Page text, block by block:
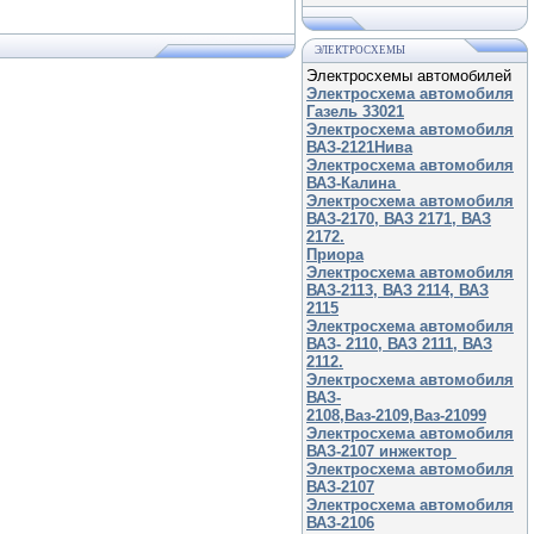
ЭЛЕКТРОСХЕМЫ
Электросхемы автомобилей
Электросхема автомобиля
Газель 33021
Электросхема автомобиля
ВАЗ-2121Нива
Электросхема автомобиля
ВАЗ-Калина
Электросхема автомобиля
ВАЗ-2170, ВАЗ 2171, ВАЗ
2172.
Приора
Электросхема автомобиля
ВАЗ-2113, ВАЗ 2114, ВАЗ
2115
Электросхема автомобиля
ВАЗ- 2110, ВАЗ 2111, ВАЗ
2112.
Электросхема автомобиля
ВАЗ-
2108,Ваз-2109,Ваз-21099
Электросхема автомобиля
ВАЗ-2107 инжектор
Электросхема автомобиля
ВАЗ-2107
Электросхема автомобиля
ВАЗ-2106